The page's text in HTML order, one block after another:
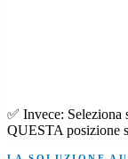
✅ Invece: Seleziona
QUESTA posizione